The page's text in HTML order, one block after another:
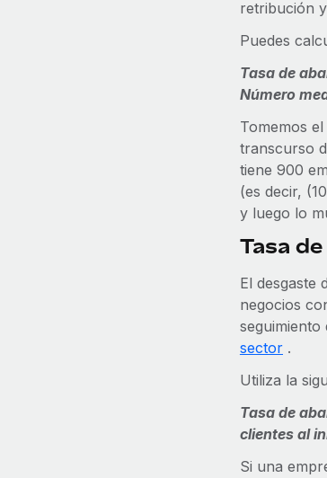
retribución
Puedes
Tasa de
Número
Tomemos
transcurso
tiene 900
(es decir,
y luego lo
Tasa
El desgaste
negocios
seguimiento
sector.
Utiliza la
Tasa de
clientes al
Si una